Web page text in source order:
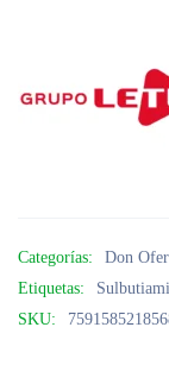
Categorías: Don
Etiquetas:
SKU: